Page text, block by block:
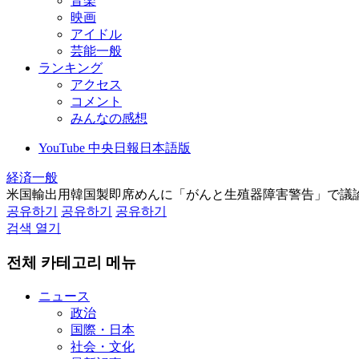
映画
アイドル
芸能一般
ランキング
アクセス
コメント
みんなの感想
YouTube 中央日報日本語版
経済一般
米国輸出用韓国製即席めんに「がんと生殖器障害警告」で
공유하기
공유하기
공유하기
검색 열기
전체 카테고리 메뉴
ニュース
政治
国際・日本
社会・文化